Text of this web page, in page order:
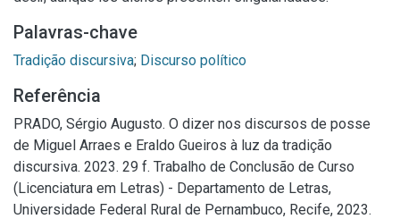
Palavras-chave
Tradição discursiva; Discurso político
Referência
PRADO, Sérgio Augusto. O dizer nos discursos de posse
de Miguel Arraes e Eraldo Gueiros à luz da tradição
discursiva. 2023. 29 f. Trabalho de Conclusão de Curso
(Licenciatura em Letras) - Departamento de Letras,
Universidade Federal Rural de Pernambuco, Recife, 2023.